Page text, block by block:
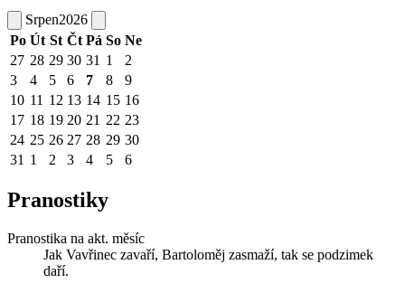
Srpen2026
Po Út St Čt Pá So Ne
27 28 29 30 31 1
2
3
4 5 6 7 8
9
10 11 12 13 14 15 16
17 18 19 20 21 22 23
24 25 26 27 28 29 30
31 1 2 3 4 5 6
Pranostiky
Pranostika na akt. měsíc
Jak Vavřinec zavaří, Bartoloměj zasmaží, tak se podzimek
daří.